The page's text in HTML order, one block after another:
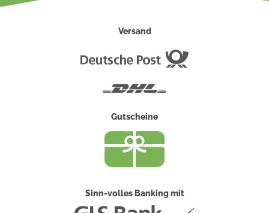
Versand
Gutscheine
Sinn-volles Banking mit